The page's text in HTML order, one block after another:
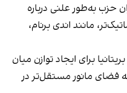
حزب به‌طور علنی درباره
مانند اندی برنام،
برای ایجاد توازن میان
فضای مانور مستقل‌تر در